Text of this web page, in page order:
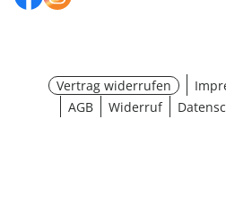
Vertrag widerrufen
AGB
Widerruf